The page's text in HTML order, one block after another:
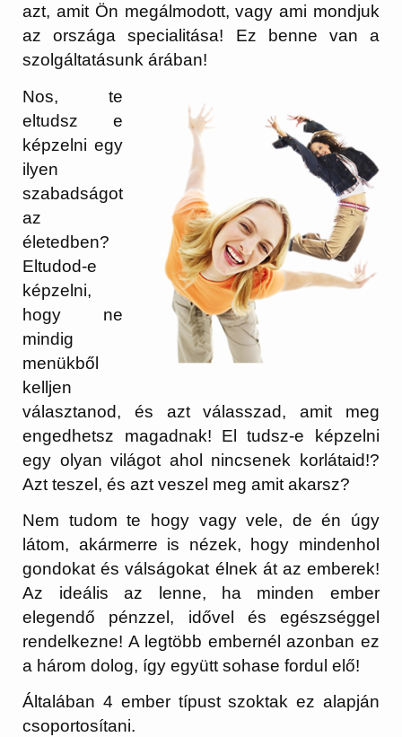
azt, amit Ön megálmodott, vagy ami mondjuk
az országa specialitása! Ez benne van a
szolgáltatásunk árában!
Nos, te
eltudsz e
képzelni egy
ilyen
szabadságot
az
életedben?
Eltudod-e
képzelni,
hogy ne
mindig
menükből
kelljen
választanod, és azt válasszad, amit meg
engedhetsz magadnak! El tudsz-e képzelni
egy olyan világot ahol nincsenek korlátaid!?
Azt teszel, és azt veszel meg amit akarsz?
Nem tudom te hogy vagy vele, de én úgy
látom, akármerre is nézek, hogy mindenhol
gondokat és válságokat élnek át az emberek!
Az ideális az lenne, ha minden ember
elegendő pénzzel, idővel és egészséggel
rendelkezne! A legtöbb embernél azonban ez
a három dolog, így együtt sohase fordul elő!
Általában 4 ember típust szoktak ez alapján
csoportosítani.